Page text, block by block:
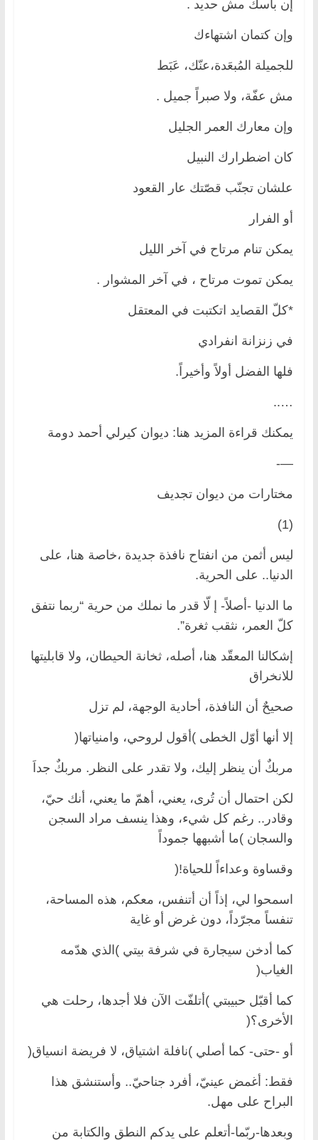
إن بأسك مش حديد .
وإن كتمان اشتهاءك
للجميلة المُبعَدة،عنّك، عَبَط
مش عفّة، ولا صبراً جميل .
وإن معارك العمر الجليل
كان اضطرارك النبيل
علشان تجنّب قصّتك عار القعود
أو الفرار
يمكن تنام مرتاح في آخر الليل
يمكن تموت مرتاح ، في آخر المشوار .
*كلّ القصايد اتكتبت في المعتقل
في زنزانة انفرادي
فلها الفضل أولاً وأخيراً.
…..
يمكنك قراءة المزيد هنا: ديوان كيرلي أحمد دومة
—-
مختارات من ديوان تجديف
(1)
ليس أثمن من انفتاح نافذة جديدة ،خاصة هنا، على
الدنيا.. على الحرية.
ما الدنيا -أصلاً- إ لّا قدر ما نملك من حرية “ربما نتفق
كلّ العمر، نثقب ثغرة”.
إشكالنا المعقّد هنا، أصله، ثخانة الحيطان، ولا قابليتها
للانخراق
صحيحٌ أن النافذة، أحادية الوجهة، لم تزل
إلا أنها أوّل الخطى )أقول لروحي، وامنياتها(
مربكٌ أن ينظر إليك، ولا تقدر على النظر. مربكٌ جداَ
لكن احتمال أن تُرى، يعني، أهمّ ما يعني، أنك حيّ،
وقادر.. رغم كل شيء، وهذا ينسف مراد السجن
والسجان )ما أشبهها جموداً
وقساوة وعداءاً للحياة!(
اسمحوا لي، إذاً أن أتنفس، معكم، هذه المساحة،
تنفساً مجرّداً، دون غرض أو غاية
كما أدخن سيجارة في شرفة بيتي )الذي هدّمه
الغياب(
كما أقبّل حبيبتي )أتلفّت الآن فلا أجدها، رحلت هي
الأخرى؟(
أو -حتى- كما أصلي )نافلة اشتياق، لا فريضة انسياق(
فقط: أغمض عينيّ، أفرد جناحيّ.. وأستنشق هذا
البراح على مهل.
وبعدها-ربّما-أتعلم على يدكم النطق والكتابة من